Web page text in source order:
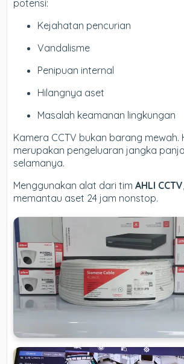
potensi:
Kejahatan pencurian
Vandalisme
Penipuan internal
Hilangnya aset
Masalah keamanan lingkungan
Kamera CCTV bukan barang mewah.
merupakan pengeluaran jangka
selamanya.
Menggunakan alat dari timAHLI CCTV
memantau aset 24 jam nonstop.